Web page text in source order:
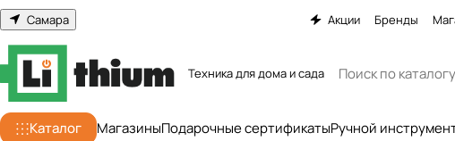
Самара Акции Бренды
Техника для дома и сада
Каталог МагазиныПодарочные сертификатыРучной